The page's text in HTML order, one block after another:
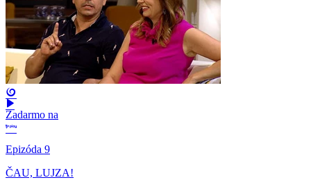
Zadarmo na
Epizóda 9
ČAU, LUJZA!